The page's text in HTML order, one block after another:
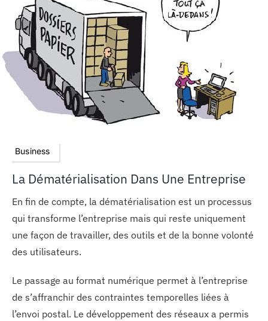
Business
La Dématérialisation Dans Une Entreprise
En fin de compte, la dématérialisation est un processus
qui transforme l’entreprise mais qui reste uniquement
une façon de travailler, des outils et de la bonne volonté
des utilisateurs.
Le passage au format numérique permet à l’entreprise
de s’affranchir des contraintes temporelles liées à
l’envoi postal. Le développement des réseaux a permis